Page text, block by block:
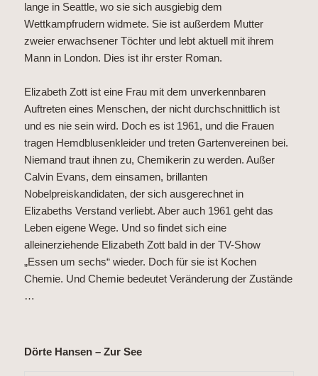
lange in Seattle, wo sie sich ausgiebig dem
Wettkampfrudern widmete. Sie ist außerdem Mutter
zweier erwachsener Töchter und lebt aktuell mit ihrem
Mann in London. Dies ist ihr erster Roman.
Elizabeth Zott ist eine Frau mit dem unverkennbaren
Auftreten eines Menschen, der nicht durchschnittlich ist
und es nie sein wird. Doch es ist 1961, und die Frauen
tragen Hemdblusenkleider und treten Gartenvereinen bei.
Niemand traut ihnen zu, Chemikerin zu werden. Außer
Calvin Evans, dem einsamen, brillanten
Nobelpreiskandidaten, der sich ausgerechnet in
Elizabeths Verstand verliebt. Aber auch 1961 geht das
Leben eigene Wege. Und so findet sich eine
alleinerziehende Elizabeth Zott bald in der TV-Show
„Essen um sechs“ wieder. Doch für sie ist Kochen
Chemie. Und Chemie bedeutet Veränderung der Zustände
…
Dörte Hansen – Zur See